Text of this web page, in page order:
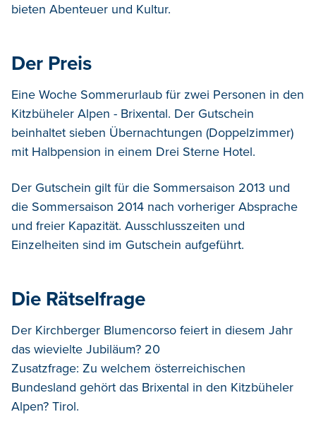
bieten Abenteuer und Kultur.
Der Preis
Eine Woche Sommerurlaub für zwei Personen in den
Kitzbüheler Alpen - Brixental. Der Gutschein
beinhaltet sieben Übernachtungen (Doppelzimmer)
mit Halbpension in einem Drei Sterne Hotel.
Der Gutschein gilt für die Sommersaison 2013 und
die Sommersaison 2014 nach vorheriger Absprache
und freier Kapazität. Ausschlusszeiten und
Einzelheiten sind im Gutschein aufgeführt.
Die Rätselfrage
Der Kirchberger Blumencorso feiert in diesem Jahr
das wievielte Jubiläum? 20
Zusatzfrage: Zu welchem österreichischen
Bundesland gehört das Brixental in den Kitzbüheler
Alpen? Tirol.